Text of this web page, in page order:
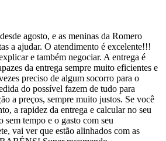
agosto, e as meninas da Romero
a ajudar. O atendimento é excelente!!!
e também negociar. A entrega é
da entrega sempre muito eficientes e
preciso de algum socorro para o
do possível fazem de tudo para
a preços, sempre muito justos. Se você
a rapidez da entrega e calcular no seu
sem tempo e o gasto com seu
vai ver que estão alinhados com as